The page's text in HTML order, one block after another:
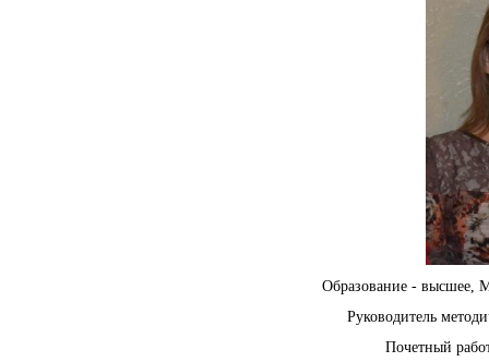
Образование - высшее,
Руководитель
Почетный